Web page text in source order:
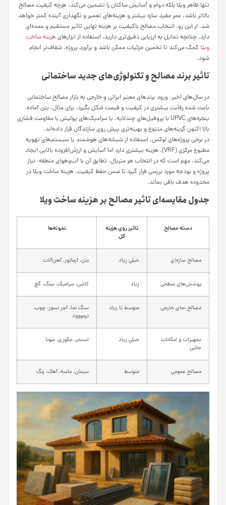
تنها ظاهر ویلا بلکه دوام و آسایش ساکنان را تضمین می‌کند. هرچه کیفیت مصالح
بالاتر باشد، عمر مفید سازه بیشتر و هزینه‌های تعمیر و نگهداری آینده کمتر خواهد
شد. از این رو، انتخاب مصالح باکیفیت بر هزینه نهایی تاثیر مستقیم و عمده‌ای
دارد. چنانچه تمایل به ارزیابی دقیق‌تری دارید، استفاده از ابزارهای هزینه ساخت
ویلا کمک می‌کند تا تخمین جزئیات ممکن باشد و برآورد پروژه، شفاف‌تر انجام
شود.
تاثیر برند مصالح و تکنولوژی‌های جدید ساختمانی
در سال‌های اخیر، ورود برندهای معتبر ایرانی و خارجی به بازار مصالح ساختمانی
باعث شده رقابت بیشتری در کیفیت و قیمت شکل بگیرد. برای مثال، بتن آماده،
پنجره‌های UPVC با پروفیل‌های چندلایه، یا سرامیک‌های پولیش با مقاومت فشاری
بالا اکنون گزینه‌های متنوع و بهینه‌تری پیش روی سازندگان قرار داده‌اند.
در برخی پروژه‌های لوکس، استفاده از شیشه‌های هوشمند یا سیستم‌های تهویه
مطبوع مرکزی (VRF)، هزینه بیشتری دارد اما آسایش و ارزش‌افزوده بالایی ایجاد
می‌کند. مهم است که در انتخاب هر متریال، تطابق آن با آب‌وهوای منطقه، نیاز
پروژه و بودجه مورد بررسی قرار گیرد تا ضمن حفظ کیفیت، هزینه ساخت ویلا در
محدوده هدف باقی بماند.
جدول مقایسه‌ای تاثیر مصالح بر هزینه ساخت ویلا
دسته مصالح
تاثیر روی هزینه
کل
نمونه‌ها
مصالح سازه‌ای خیلی زیاد بتن، آرماتور، آهن‌آلات
پوشش‌های سطحی زیاد کاشی، سرامیک، سنگ، گچ
مصالح نمای خارجی متوسط تا زیاد
سنگ نما، آجر نسوز، چوب
ترمووود
تجهیزات و امکانات
جانبی
خیلی زیاد استخر، جکوزی، سونا
مصالح عمومی متوسط سیمان، ماسه، آهک، رنگ